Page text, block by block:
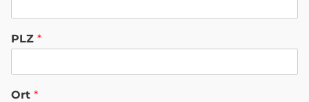
PLZ *
Ort *